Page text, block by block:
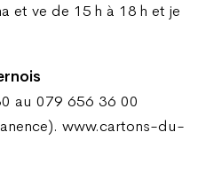
et ve de 15 h à 18 h et je
au 079 656 36 00
www.cartons-du-